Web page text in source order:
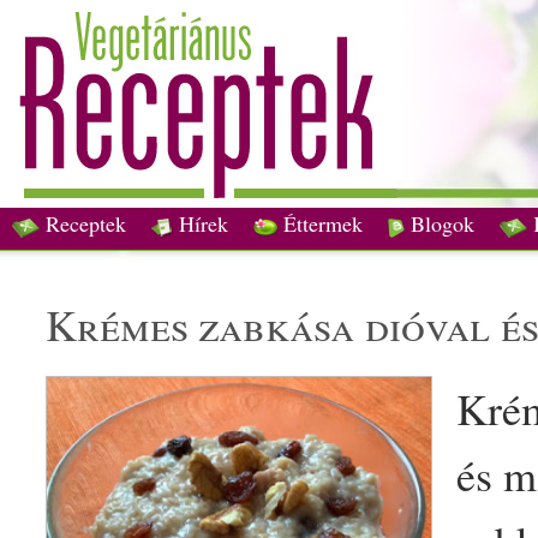
Receptek Hírek Éttermek Blogok
krémes zabkása dióval
és